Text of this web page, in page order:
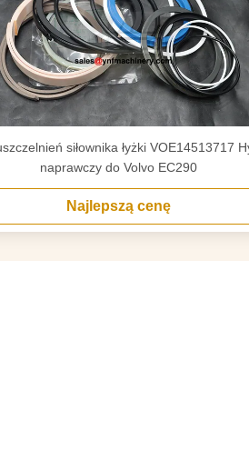
siłownika łyżki VOE14513717
naprawczy do Volvo EC290
Najlepszą cenę